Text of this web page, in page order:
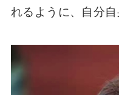
れるように、自分自